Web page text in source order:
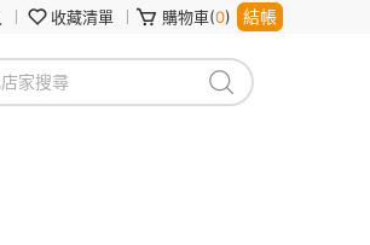
收藏清單 購物車(0) 結帳